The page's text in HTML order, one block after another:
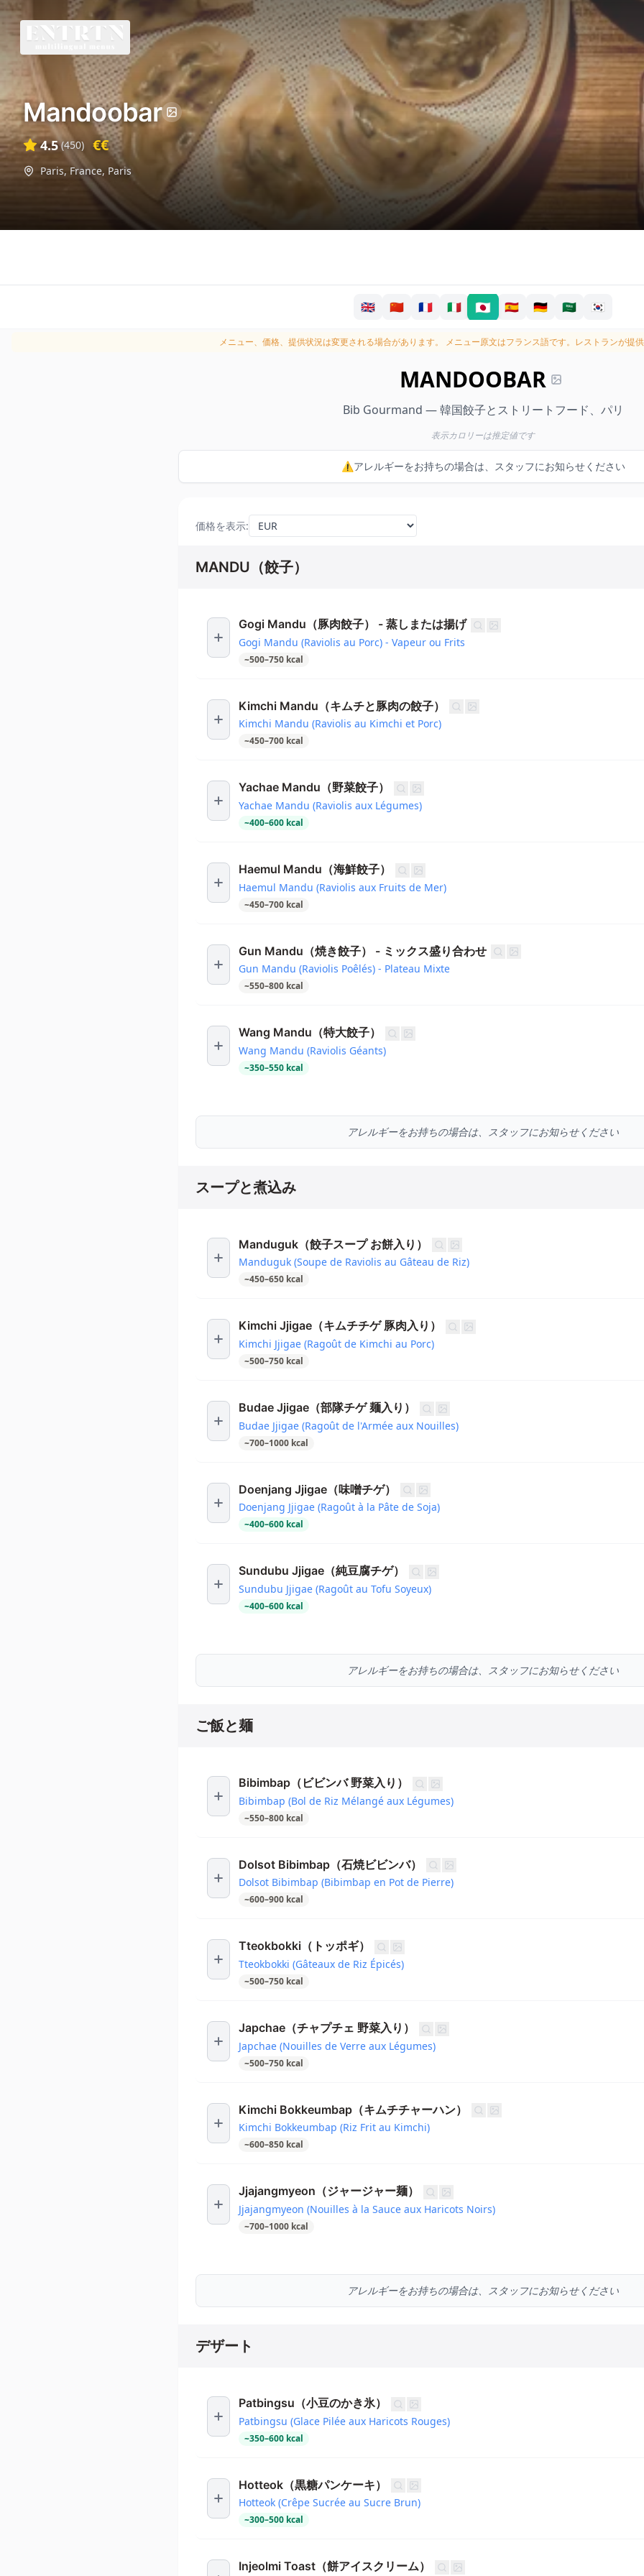
Mandoobar
4.5 (450) €€
Paris, France, Paris
🇬🇧 🇨🇳 🇫🇷 🇮🇹 🇯🇵 🇪🇸 🇩🇪 🇸🇦 🇰🇷
メニュー、価格、提供状況は変更される場合があります。 メニュー原文はフランス語です。レストランが提
MANDOOBAR
Bib Gourmand — 韓国餃子とストリートフード、パリ
表示カロリーは推定値です
⚠️アレルギーをお持ちの場合は、スタッフにお知らせください
価格を表示:
MANDU（餃子）
Gogi Mandu（豚肉餃子） - 蒸しまたは揚げ
Gogi Mandu (Raviolis au Porc) - Vapeur ou Frits
~500–750 kcal
Kimchi Mandu（キムチと豚肉の餃子）
Kimchi Mandu (Raviolis au Kimchi et Porc)
~450–700 kcal
Yachae Mandu（野菜餃子）
Yachae Mandu (Raviolis aux Légumes)
~400–600 kcal
Haemul Mandu（海鮮餃子）
Haemul Mandu (Raviolis aux Fruits de Mer)
~450–700 kcal
Gun Mandu（焼き餃子） - ミックス盛り合わせ
Gun Mandu (Raviolis Poêlés) - Plateau Mixte
~550–800 kcal
Wang Mandu（特大餃子）
Wang Mandu (Raviolis Géants)
~350–550 kcal
アレルギーをお持ちの場合は、スタッフにお知らせください
スープと煮込み
Manduguk（餃子スープ お餅入り）
Manduguk (Soupe de Raviolis au Gâteau de Riz)
~450–650 kcal
Kimchi Jjigae（キムチチゲ 豚肉入り）
Kimchi Jjigae (Ragoût de Kimchi au Porc)
~500–750 kcal
Budae Jjigae（部隊チゲ 麺入り）
Budae Jjigae (Ragoût de l'Armée aux Nouilles)
~700–1000 kcal
Doenjang Jjigae（味噌チゲ）
Doenjang Jjigae (Ragoût à la Pâte de Soja)
~400–600 kcal
Sundubu Jjigae（純豆腐チゲ）
Sundubu Jjigae (Ragoût au Tofu Soyeux)
~400–600 kcal
アレルギーをお持ちの場合は、スタッフにお知らせください
ご飯と麺
Bibimbap（ビビンバ 野菜入り）
Bibimbap (Bol de Riz Mélangé aux Légumes)
~550–800 kcal
Dolsot Bibimbap（石焼ビビンバ）
Dolsot Bibimbap (Bibimbap en Pot de Pierre)
~600–900 kcal
Tteokbokki（トッポギ）
Tteokbokki (Gâteaux de Riz Épicés)
~500–750 kcal
Japchae（チャプチェ 野菜入り）
Japchae (Nouilles de Verre aux Légumes)
~500–750 kcal
Kimchi Bokkeumbap（キムチチャーハン）
Kimchi Bokkeumbap (Riz Frit au Kimchi)
~600–850 kcal
Jjajangmyeon（ジャージャー麺）
Jjajangmyeon (Nouilles à la Sauce aux Haricots Noirs)
~700–1000 kcal
アレルギーをお持ちの場合は、スタッフにお知らせください
デザート
Patbingsu（小豆のかき氷）
Patbingsu (Glace Pilée aux Haricots Rouges)
~350–600 kcal
Hotteok（黒糖パンケーキ）
Hotteok (Crêpe Sucrée au Sucre Brun)
~300–500 kcal
Injeolmi Toast（餅アイスクリーム）